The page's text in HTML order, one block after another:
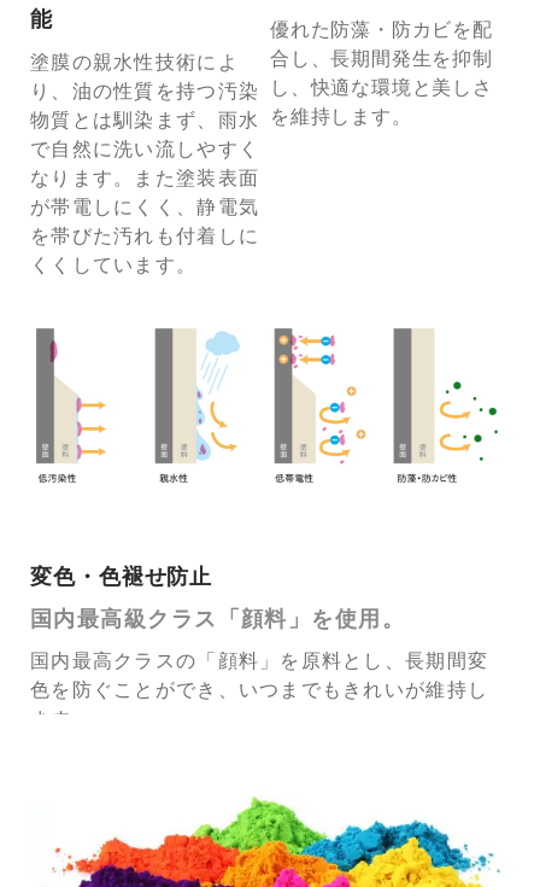
能
塗膜の親水性技術によ
り、油の性質を持つ汚染
物質とは馴染まず、雨水
で自然に洗い流しやすく
なります。また塗装表面
が帯電しにくく、静電気
を帯びた汚れも付着しに
くくしています。
優れた防藻・防カビを配
合し、長期間発生を抑制
し、快適な環境と美しさ
を維持します。
変色・色褪せ防止
国内最高級クラス「顔料」を使用。
国内最高クラスの「顔料」を原料とし、長期間変
色を防ぐことができ、いつまでもきれいが維持し
ます。